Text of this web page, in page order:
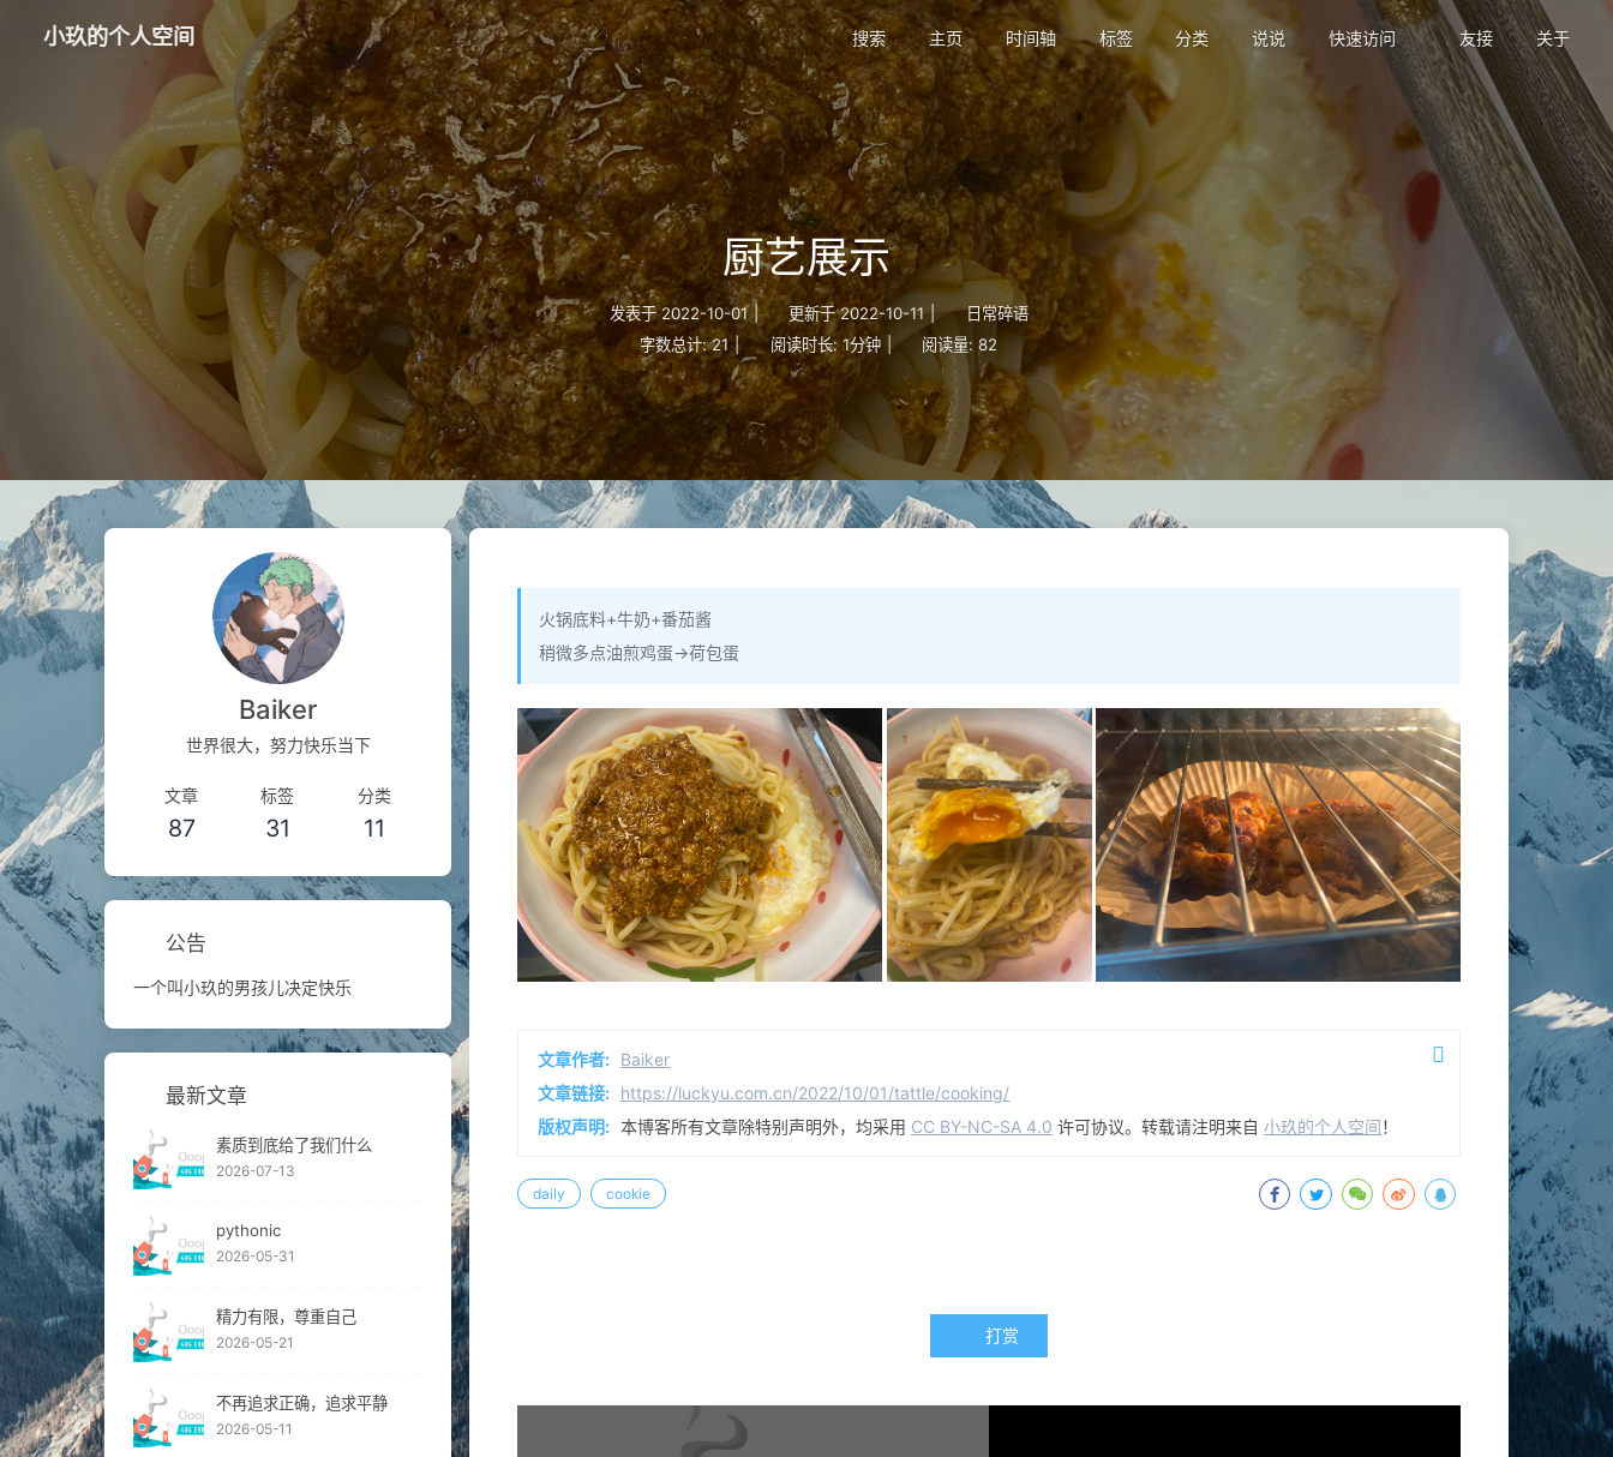
小玖的个人空间 搜索 主页 时间轴 标签 分类 说说 快速访问 友接 关于
厨艺展示
发表于 2022-10-01 | 更新于 2022-10-11 |
日常碎语
字数总计: 21 | 阅读时长: 1分钟 阅读量: 82
火锅底料+牛奶+番茄酱
稍微多点油煎鸡蛋->荷包蛋
文章作者: Baiker
文章链接: https://luckyu.com.cn/2022/10/01/tattle/cooking/
版权声明: 本博客所有文章除特别声明外，均采用 CC BY-NC-SA 4.0 许可协议。转载请注明来自 小玖的个人空间！
daily cookie
打赏
Baiker
世界很大，努力快乐当下
文章
87
标签
31
分类
11
公告
一个叫小玖的男孩儿决定快乐
最新文章
素质到底给了我们什么
2026-07-13
pythonic
2026-05-31
精力有限，尊重自己
2026-05-21
不再追求正确，追求平静
2026-05-11